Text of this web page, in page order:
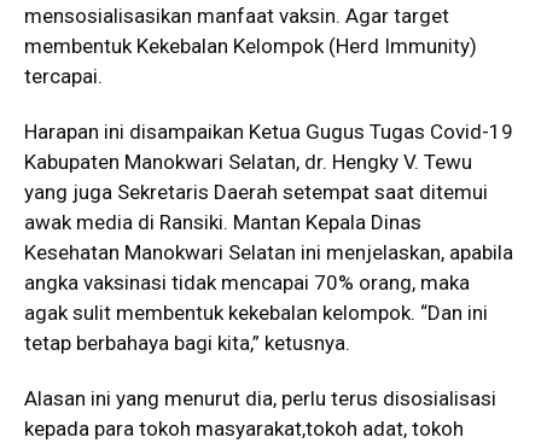
mensosialisasikan manfaat vaksin. Agar target
membentuk Kekebalan Kelompok (Herd Immunity)
tercapai.
Harapan ini disampaikan Ketua Gugus Tugas Covid-19
Kabupaten Manokwari Selatan, dr. Hengky V. Tewu
yang juga Sekretaris Daerah setempat saat ditemui
awak media di Ransiki. Mantan Kepala Dinas
Kesehatan Manokwari Selatan ini menjelaskan, apabila
angka vaksinasi tidak mencapai 70% orang, maka
agak sulit membentuk kekebalan kelompok. “Dan ini
tetap berbahaya bagi kita,” ketusnya.
Alasan ini yang menurut dia, perlu terus disosialisasi
kepada para tokoh masyarakat,tokoh adat, tokoh